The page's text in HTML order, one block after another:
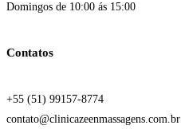
Domingos de 10:00 ás 15:00
Contatos
+55 (51) 99157-8774
contato@clinicazeenmassagens.com.br